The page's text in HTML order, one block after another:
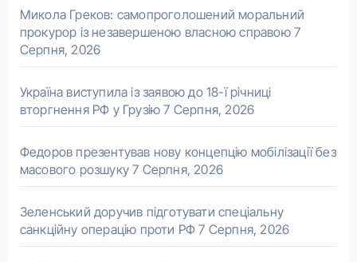
Микола Греков: самопроголошений моральний
прокурор із незавершеною власною справою 7
Серпня, 2026
Україна виступила із заявою до 18-ї річниці
вторгнення РФ у Грузію 7 Серпня, 2026
Федоров презентував нову концепцію мобілізації без
масового розшуку 7 Серпня, 2026
Зеленський доручив підготувати спеціальну
санкційну операцію проти РФ 7 Серпня, 2026